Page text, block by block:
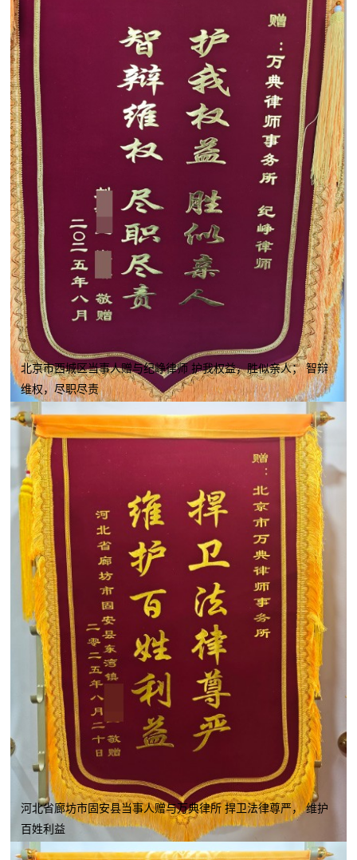
北京市西城区当事人赠与纪峥律师 护我权益，胜似亲人； 智辩
维权，尽职尽责
河北省廊坊市固安县当事人赠与万典律所 捍卫法律尊严， 维护
百姓利益